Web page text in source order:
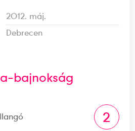
2012. máj.
Debrecen
bajnokság
2